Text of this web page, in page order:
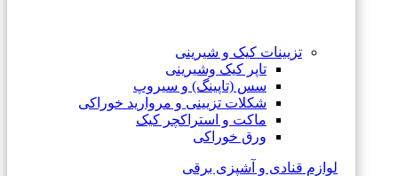
تزیینات کیک و شیرینی
تاپر کیک وشیرینی
سس (تاپینگ) و سیروپ
شکلات تزیینی و مروارید خوراکی
ماکت و استراکچر کیک
ورق خوراکی
لوازم قنادی و آشپزی برقی